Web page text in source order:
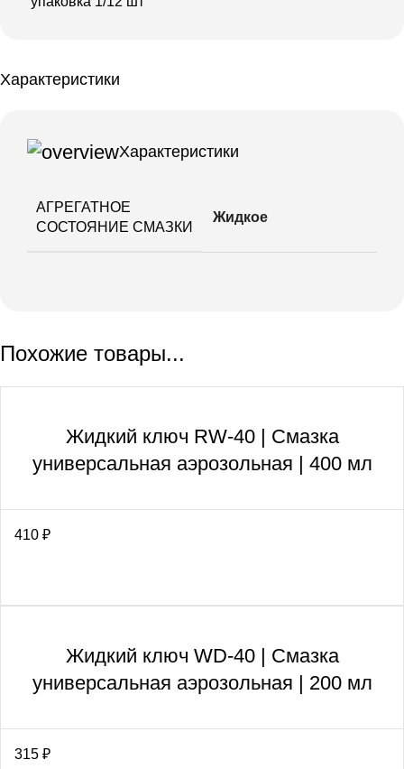
Характеристики
Характеристики
АГРЕГАТНОЕ
СОСТОЯНИЕ СМАЗКИ
Жидкое
Похожие товары...
Жидкий ключ RW-40 | Смазка
универсальная аэрозольная | 400 мл
410 ₽
Жидкий ключ WD-40 | Смазка
универсальная аэрозольная | 200 мл
315 ₽